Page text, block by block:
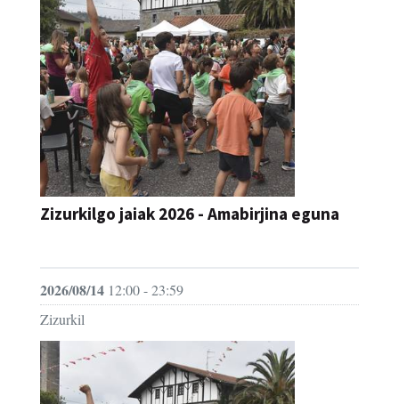
Zizurkilgo jaiak 2026 - Amabirjina eguna
2026/08/14 12:00 - 23:59
Zizurkil